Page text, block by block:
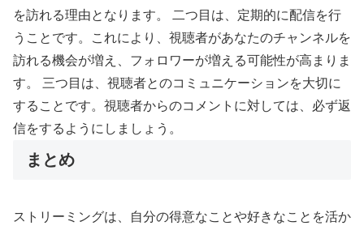
を訪れる理由となります。 二つ目は、定期的に配信を行
うことです。これにより、視聴者があなたのチャンネルを
訪れる機会が増え、フォロワーが増える可能性が高まりま
す。 三つ目は、視聴者とのコミュニケーションを大切に
することです。視聴者からのコメントに対しては、必ず返
信をするようにしましょう。
まとめ
ストリーミングは、自分の得意なことや好きなことを活か